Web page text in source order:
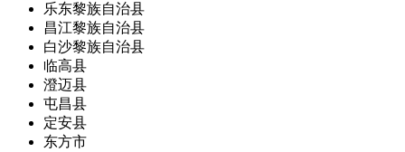
乐东黎族自治县
昌江黎族自治县
白沙黎族自治县
临高县
澄迈县
屯昌县
定安县
东方市